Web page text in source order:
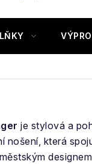
je stylová a
nošení, která